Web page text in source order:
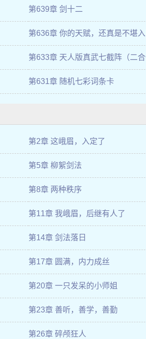
第639章 剑十二
第636章 你的天赋，还真是不堪入
第633章 天人版真武七截阵（二合
第631章 随机七彩词条卡
第2章 这峨眉，入定了
第5章 柳絮剑法
第8章 两种秩序
第11章 我峨眉，后继有人了
第14章 剑法落日
第17章 圆满，内力成丝
第20章 一只发呆的小师姐
第23章 善听，善学，善勤
第26章 碎颅狂人